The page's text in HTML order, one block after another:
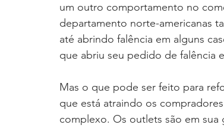
um outro comportamento no
departamento norte-americanas
até abrindo falência em alguns
que abriu seu pedido de falência
Mas o que pode ser feito para
que está atraindo os
complexo. Os outlets são em sua